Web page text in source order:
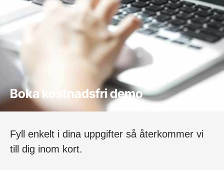
Boka kostnadsfri demo
Fyll enkelt i dina uppgifter så återkommer vi
till dig inom kort.